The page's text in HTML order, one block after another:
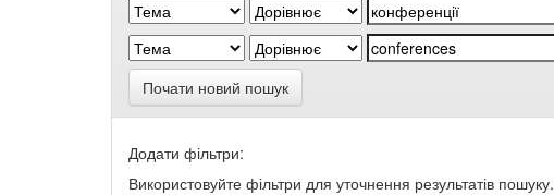
Почати новий пошук
Додати фільтри:
Використовуйте фільтри для уточнення результатів пошуку.